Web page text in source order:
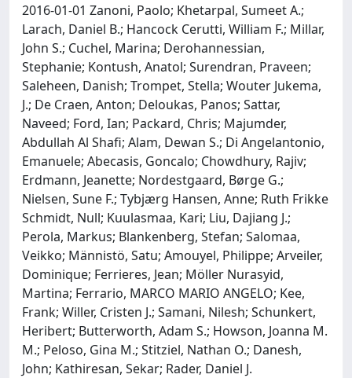
2016-01-01 Zanoni, Paolo; Khetarpal, Sumeet A.;
Larach, Daniel B.; Hancock Cerutti, William F.; Millar,
John S.; Cuchel, Marina; Derohannessian,
Stephanie; Kontush, Anatol; Surendran, Praveen;
Saleheen, Danish; Trompet, Stella; Wouter Jukema,
J.; De Craen, Anton; Deloukas, Panos; Sattar,
Naveed; Ford, Ian; Packard, Chris; Majumder,
Abdullah Al Shafi; Alam, Dewan S.; Di Angelantonio,
Emanuele; Abecasis, Goncalo; Chowdhury, Rajiv;
Erdmann, Jeanette; Nordestgaard, Børge G.;
Nielsen, Sune F.; Tybjærg Hansen, Anne; Ruth Frikke
Schmidt, Null; Kuulasmaa, Kari; Liu, Dajiang J.;
Perola, Markus; Blankenberg, Stefan; Salomaa,
Veikko; Männistö, Satu; Amouyel, Philippe; Arveiler,
Dominique; Ferrieres, Jean; Möller Nurasyid,
Martina; Ferrario, MARCO MARIO ANGELO; Kee,
Frank; Willer, Cristen J.; Samani, Nilesh; Schunkert,
Heribert; Butterworth, Adam S.; Howson, Joanna M.
M.; Peloso, Gina M.; Stitziel, Nathan O.; Danesh,
John; Kathiresan, Sekar; Rader, Daniel J.